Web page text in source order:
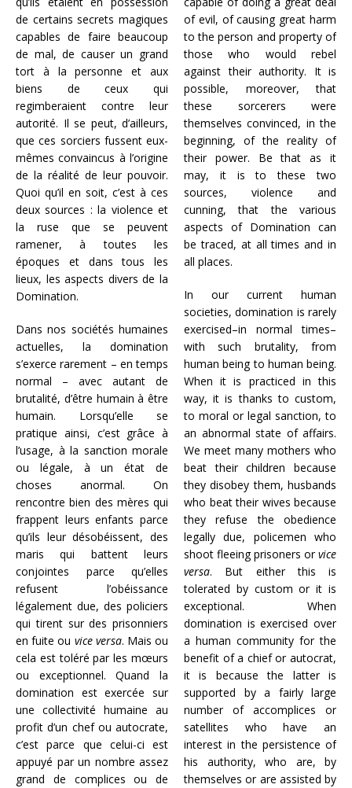
de certains secrets magiques
capables de faire beaucoup
de mal, de causer un grand
tort à la personne et aux
biens de ceux qui
regimberaient contre leur
autorité. Il se peut, d’ailleurs,
que ces sorciers fussent eux-
mêmes convaincus à l’origine
de la réalité de leur pouvoir.
Quoi qu’il en soit, c’est à ces
deux sources : la violence et
la ruse que se peuvent
ramener, à toutes les
époques et dans tous les
lieux, les aspects divers de la
Domination.
Dans nos sociétés humaines
actuelles, la domination
s’exerce rarement – en temps
normal – avec autant de
brutalité, d’être humain à être
humain. Lorsqu’elle se
pratique ainsi, c’est grâce à
l’usage, à la sanction morale
ou légale, à un état de
choses anormal. On
rencontre bien des mères qui
frappent leurs enfants parce
qu’ils leur désobéissent, des
maris qui battent leurs
conjointes parce qu’elles
refusent l’obéissance
légalement due, des policiers
qui tirent sur des prisonniers
en fuite ou vice versa. Mais ou
cela est toléré par les mœurs
ou exceptionnel. Quand la
domination est exercée sur
une collectivité humaine au
profit d’un chef ou autocrate,
c’est parce que celui-ci est
appuyé par un nombre assez
grand de complices ou de
of evil, of causing great harm
to the person and property of
those who would rebel
against their authority. It is
possible, moreover, that
these sorcerers were
themselves convinced, in the
beginning, of the reality of
their power. Be that as it
may, it is to these two
sources, violence and
cunning, that the various
aspects of Domination can
be traced, at all times and in
all places.
In our current human
societies, domination is rarely
exercised–in normal times–
with such brutality, from
human being to human being.
When it is practiced in this
way, it is thanks to custom,
to moral or legal sanction, to
an abnormal state of affairs.
We meet many mothers who
beat their children because
they disobey them, husbands
who beat their wives because
they refuse the obedience
legally due, policemen who
shoot fleeing prisoners orvice
versa. But either this is
tolerated by custom or it is
exceptional. When
domination is exercised over
a human community for the
benefit of a chief or autocrat,
it is because the latter is
supported by a fairly large
number of accomplices or
satellites who have an
interest in the persistence of
his authority, who are, by
themselves or are assisted by